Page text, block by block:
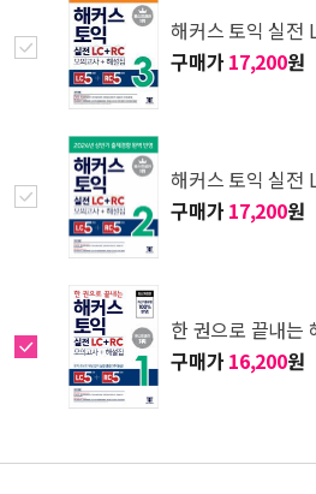
해커스 토익 실전
구매가 17,200원
해커스 토익 실전
구매가 17,200원
한 권으로 끝내는
구매가 16,200원